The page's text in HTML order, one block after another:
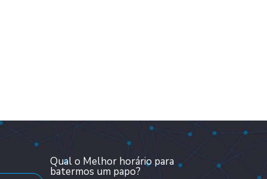
Qual o Melhor horário para
batermos um papo?